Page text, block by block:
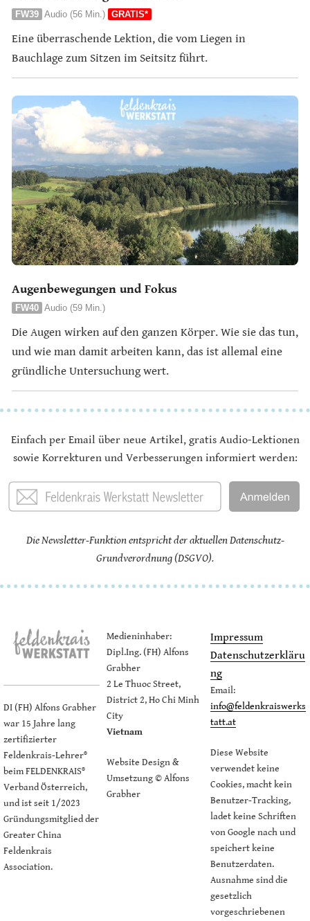
FW39 Audio (56 Min.) GRATIS*
Eine überraschende Lektion, die vom Liegen in
Bauchlage zum Sitzen im Seitsitz führt.
Augenbewegungen und Fokus
FW40 Audio (59 Min.)
Die Augen wirken auf den ganzen Körper. Wie sie das tun,
und wie man damit arbeiten kann, das ist allemal eine
gründliche Untersuchung wert.
Einfach per Email über neue Artikel, gratis Audio-Lektionen
sowie Korrekturen und Verbesserungen informiert werden:
Die Newsletter-Funktion entspricht der aktuellen Datenschutz-
Grundverordnung (DSGVO).
DI (FH) Alfons Grabher
war 15 Jahre lang
zertifizierter
Feldenkrais-Lehrer®
beim FELDENKRAIS®
Verband Österreich,
und ist seit 1/2023
Gründungsmitglied der
Greater China
Feldenkrais
Association.
Medieninhaber:
Dipl.Ing. (FH) Alfons
Grabher
2 Le Thuoc Street,
District 2, Ho Chi Minh
City
Vietnam
Website Design &
Umsetzung © Alfons
Grabher
Impressum
Datenschutzerkläru
ng
Email:
info@feldenkraiswerks
tatt.at
Diese Website
verwendet keine
Cookies, macht kein
Benutzer-Tracking,
ladet keine Schriften
von Google nach und
speichert keine
Benutzerdaten.
Ausnahme sind die
gesetzlich
vorgeschriebenen